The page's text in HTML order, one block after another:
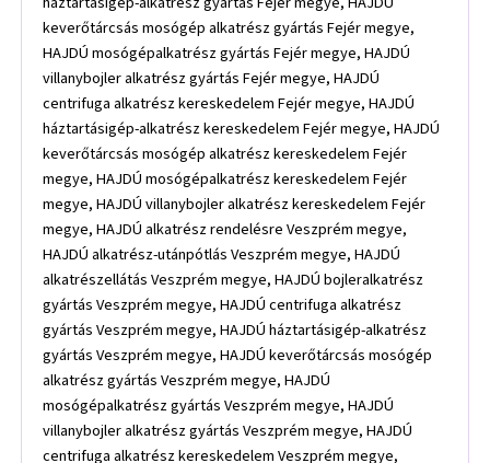
keverőtárcsás mosógép alkatrész gyártás Fejér megye,
HAJDÚ mosógépalkatrész gyártás Fejér megye, HAJDÚ
villanybojler alkatrész gyártás Fejér megye, HAJDÚ
centrifuga alkatrész kereskedelem Fejér megye, HAJDÚ
háztartásigép-alkatrész kereskedelem Fejér megye, HAJDÚ
keverőtárcsás mosógép alkatrész kereskedelem Fejér
megye, HAJDÚ mosógépalkatrész kereskedelem Fejér
megye, HAJDÚ villanybojler alkatrész kereskedelem Fejér
megye, HAJDÚ alkatrész rendelésre Veszprém megye,
HAJDÚ alkatrész-utánpótlás Veszprém megye, HAJDÚ
alkatrészellátás Veszprém megye, HAJDÚ bojleralkatrész
gyártás Veszprém megye, HAJDÚ centrifuga alkatrész
gyártás Veszprém megye, HAJDÚ háztartásigép-alkatrész
gyártás Veszprém megye, HAJDÚ keverőtárcsás mosógép
alkatrész gyártás Veszprém megye, HAJDÚ
mosógépalkatrész gyártás Veszprém megye, HAJDÚ
villanybojler alkatrész gyártás Veszprém megye, HAJDÚ
centrifuga alkatrész kereskedelem Veszprém megye,